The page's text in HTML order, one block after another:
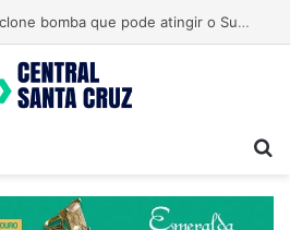
Entenda o que é o ciclone bomba que pode atingir o Sul do país